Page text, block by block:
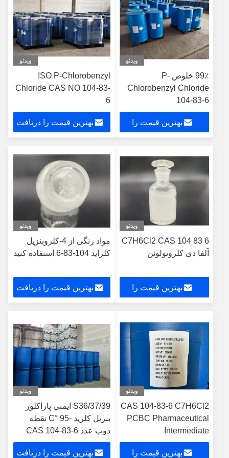
ویدئو
99٪ خلوص P-
Chlorobenzyl Chloride
104-83-6
بهترین قیمت را
ویدئو
ISO P-Chlorobenzyl
Chloride CAS NO 104-83-
6
بهترین قیمت را دریافت
ویدئو
C7H6Cl2 CAS 104 83 6
آلفا دی کلروتولوئن
بهترین قیمت را
ویدئو
مواد رنگی از 4-کلروبنزیل
کلراید 104-83-6 استفاده کنید
بهترین قیمت را دریافت
ویدئو
CAS 104-83-6 C7H6Cl2
PCBC Pharmaceutical
Intermediate
بهترین قیمت را
ویدئو
S36/37/39 ایمنی پاراکلور
بنزیل کلرید -95 °C نقطه
ذوب عدد CAS 104-83-6
بهترین قیمت را دریافت